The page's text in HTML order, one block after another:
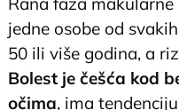
jedne osobe od
50 ili više godina, a
Bolest je češća kod
očima, ima